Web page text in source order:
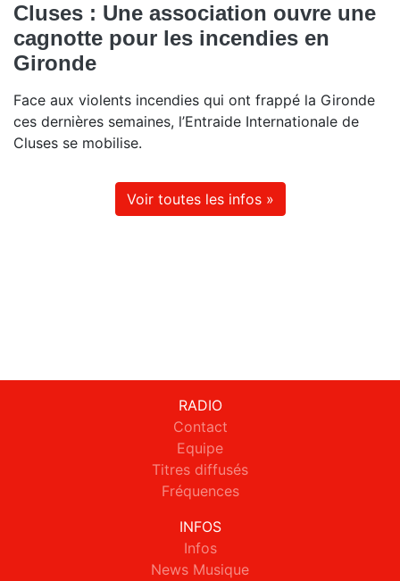
Cluses : Une association ouvre une
cagnotte pour les incendies en
Gironde
Face aux violents incendies qui ont frappé la Gironde
ces dernières semaines, l’Entraide Internationale de
Cluses se mobilise.
Voir toutes les infos »
RADIO
Contact
Equipe
Titres diffusés
Fréquences
INFOS
Infos
News Musique